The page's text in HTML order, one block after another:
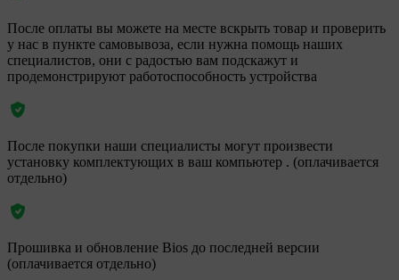
После оплаты вы можете на месте вскрыть товар и проверить
у нас в пункте самовывоза, если нужна помощь наших
специалистов, они с радостью вам подскажут и
продемонстрируют работоспособность устройства
После покупки наши специалисты могут произвести
установку комплектующих в ваш компьютер . (оплачивается
отдельно)
Прошивка и обновление Bios до последней версии
(оплачивается отдельно)